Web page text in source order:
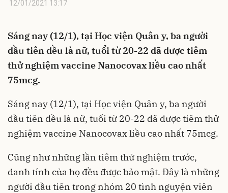
12/01/2021 13:17
Sáng nay (12/1), tại Học viện Quân y, ba người
đầu tiên đều là nữ, tuổi từ 20-22 đã được tiêm
thử nghiệm vaccine Nanocovax liều cao nhất
75mcg.
Sáng nay (12/1), tại Học viện Quân y, ba người
đầu tiên đều là nữ, tuổi từ 20-22 đã được tiêm thử
nghiệm vaccine Nanocovax liều cao nhất 75mcg.
Cũng như những lần tiêm thử nghiệm trước,
danh tính của họ đều được bảo mật. Đây là những
người đầu tiên trong nhóm 20 tình nguyện viên